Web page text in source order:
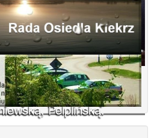
terenu
w rejonie ulic
Wejherowską,
Pelplińską.